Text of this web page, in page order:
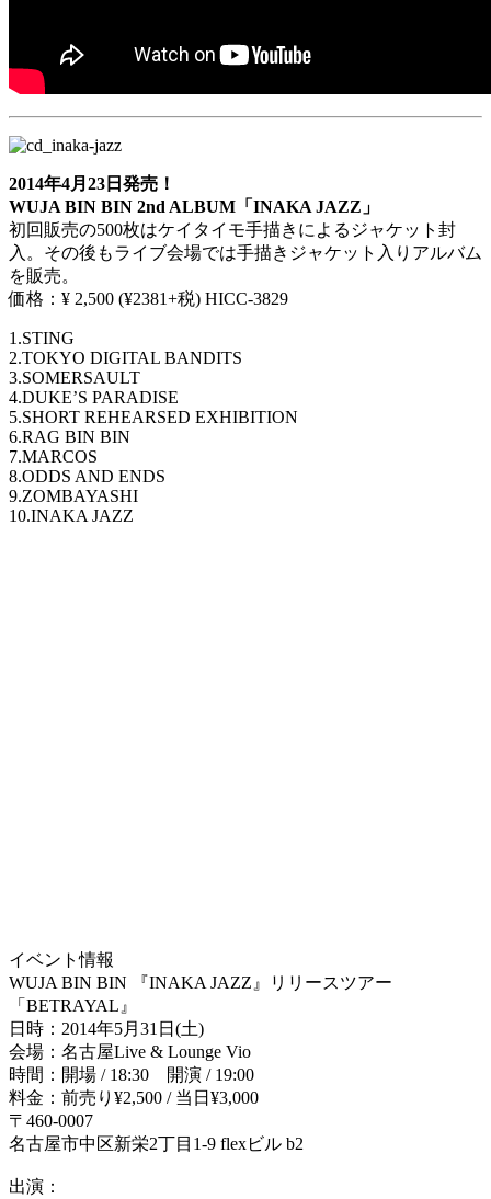
2014年4月23日発売！
WUJA BIN BIN 2nd ALBUM 「INAKA JAZZ」
初回販売の500枚はケイタイモ手描きによるジャケット封
入。その後もライブ会場では手描きジャケット入りアルバム
を販売。
価格：¥ 2,500 (¥2381+税) HICC-3829
1.STING
2.TOKYO DIGITAL BANDITS
3.SOMERSAULT
4.DUKE’S PARADISE
5.SHORT REHEARSED EXHIBITION
6.RAG BIN BIN
7.MARCOS
8.ODDS AND ENDS
9.ZOMBAYASHI
10.INAKA JAZZ
イベント情報
WUJA BIN BIN 『INAKA JAZZ』リリースツアー
「BETRAYAL』
日時：2014年5月31日(土)
会場：名古屋Live & Lounge Vio
時間：開場 / 18:30 開演 / 19:00
料金：前売り¥2,500 / 当日¥3,000
〒460-0007
名古屋市中区新栄2丁目1-9 flexビル b2
出演：